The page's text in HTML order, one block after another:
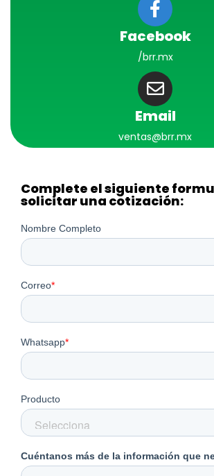
Facebook
/brr.mx
Email
ventas@brr.mx​
Complete el siguiente
solicitar una cotización: